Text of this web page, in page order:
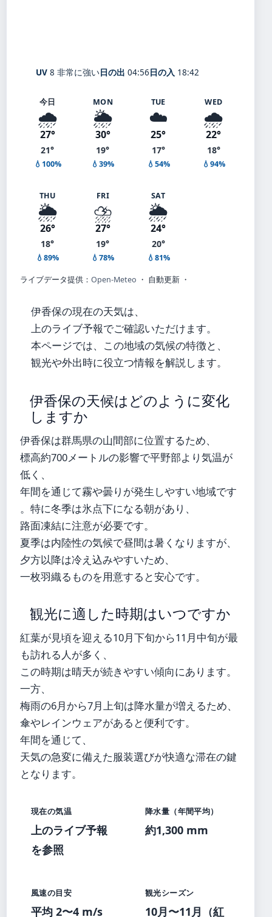
UV 8 非常に強い日の出 04:56日の入 18:42
今日
🌧️
27°
21°
💧100%
MON
🌦️
30°
19°
💧39%
TUE
☁️
25°
17°
💧54%
WED
🌧️
22°
18°
💧94%
THU
🌦️
26°
18°
💧89%
FRI
⛈️
27°
19°
💧78%
SAT
🌦️
24°
20°
💧81%
ライブデータ提供： Open-Meteo ・ 自動更新 ・
伊香保の現在の天気は、
上のライブ予報でご確認いただけます。
本ページでは、この地域の気候の特徴と、
観光や外出時に役立つ情報を解説します。
伊香保の天候はどのように変化
しますか
伊香保は群馬県の山間部に位置するため、
標高約700メートルの影響で平野部より気温が
低く、
年間を通じて霧や曇りが発生しやすい地域です
。特に冬季は氷点下になる朝があり、
路面凍結に注意が必要です。
夏季は内陸性の気候で昼間は暑くなりますが、
夕方以降は冷え込みやすいため、
一枚羽織るものを用意すると安心です。
観光に適した時期はいつですか
紅葉が見頃を迎える10月下旬から11月中旬が最
も訪れる人が多く、
この時期は晴天が続きやすい傾向にあります。
一方、
梅雨の6月から7月上旬は降水量が増えるため、
傘やレインウェアがあると便利です。
年間を通じて、
天気の急変に備えた服装選びが快適な滞在の鍵
となります。
現在の気温
上のライブ予報
を参照
降水量（年間平均）
約1,300 mm
風速の目安
平均 2〜4 m/s
観光シーズン
10月〜11月（紅